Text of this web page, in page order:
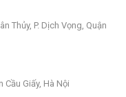
Thủy, P. Dịch Vọng, Quận
Cầu Giấy, Hà Nội